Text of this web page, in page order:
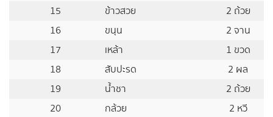
15
ข้าวสวย
2 ถ้วย
16
ขนุน
2 จาน
17
เหล้า
1 ขวด
18
สับปะรด
2 ผล
19
น้ำชา
2 ถ้วย
20
กล้วย
2 หวี